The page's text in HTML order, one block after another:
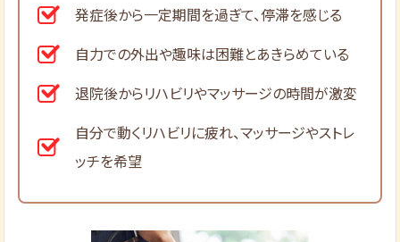
発症後から一定期間を過ぎて、停滞を感じる
自力での外出や趣味は困難とあきらめている
退院後からリハビリやマッサージの時間が激変
自分で動くリハビリに疲れ、マッサージやストレ
ッチを希望